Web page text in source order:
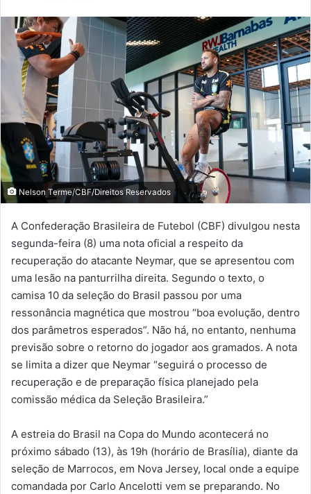
Nelson Terme/CBF/Direitos Reservados
A Confederação Brasileira de Futebol (CBF) divulgou nesta
segunda-feira (8) uma nota oficial a respeito da
recuperação do atacante Neymar, que se apresentou com
uma lesão na panturrilha direita. Segundo o texto, o
camisa 10 da seleção do Brasil passou por uma
ressonância magnética que mostrou “boa evolução, dentro
dos parâmetros esperados”. Não há, no entanto, nenhuma
previsão sobre o retorno do jogador aos gramados. A nota
se limita a dizer que Neymar “seguirá o processo de
recuperação e de preparação física planejado pela
comissão médica da Seleção Brasileira.”
A estreia do Brasil na Copa do Mundo acontecerá no
próximo sábado (13), às 19h (horário de Brasília), diante da
seleção de Marrocos, em Nova Jersey, local onde a equipe
comandada por Carlo Ancelotti vem se preparando. No